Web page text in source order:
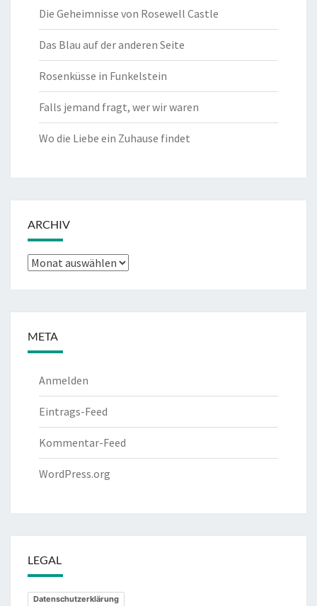
Die Geheimnisse von Rosewell Castle
Das Blau auf der anderen Seite
Rosenküsse in Funkelstein
Falls jemand fragt, wer wir waren
Wo die Liebe ein Zuhause findet
ARCHIV
Archiv
META
Anmelden
Eintrags-Feed
Kommentar-Feed
WordPress.org
LEGAL
Datenschutzerklärung